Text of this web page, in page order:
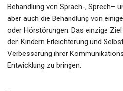
Behandlung von Sprach-, Sprech–
aber auch die Behandlung von
oder Hörstörungen. Das einzige
den Kindern Erleichterung und
Verbesserung ihrer
Entwicklung zu bringen.